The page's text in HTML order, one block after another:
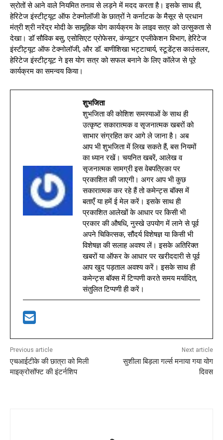
स्रोतों से आने वाले नियमित तनाव से लड़ने में मदद करता है। इसके साथ ही,
हेरिटेज इंस्टीट्यूट ऑफ टेक्नोलॉजी के छात्रों ने कर्नाटक के मैसूर से प्रधान
मंत्री श्री नरेंद्र मोदी के सामूहिक योग कार्यक्रम के लाइव सत्र को उत्सुकता से
देखा। डॉ सौविक बसु, एसोसिएट प्रोफेसर, कंप्यूटर एप्लीकेशन विभाग, हेरिटेज
इंस्टीट्यूट ऑफ टेक्नोलॉजी, और डॉ. बाणीशिखा भट्टाचार्य, स्टूडेंट्स काउंसलर,
हेरिटेज इंस्टीट्यूट ने इस योग सत्र को सफल बनाने के लिए कॉलेज से पूरे
कार्यक्रम का समन्वय किया।
शुभजिता
शुभजिता की कोशिश समस्याओं के साथ ही
उत्कृष्ट सकारात्मक व सृजनात्मक खबरों को
साभार संग्रहित कर आगे ले जाना है। अब
आप भी शुभजिता में लिख सकते हैं, बस नियमों
का ध्यान रखें। चयनित खबरें, आलेख व
सृजनात्मक सामग्री इस वेबपत्रिका पर
प्रकाशित की जाएगी। अगर आप भी कुछ
सकारात्मक कर रहे हैं तो कमेन्ट्स बॉक्स में
बताएँ या हमें ई मेल करें। इसके साथ ही
प्रकाशित आलेखों के आधार पर किसी भी
प्रकार की औषधि, नुस्खे उपयोग में लाने से पूर्व
अपने चिकित्सक, सौंदर्य विशेषज्ञ या किसी भी
विशेषज्ञ की सलाह अवश्य लें। इसके अतिरिक्त
खबरों या ऑफर के आधार पर खरीददारी से पूर्व
आप खुद पड़ताल अवश्य करें। इसके साथ ही
कमेन्ट्स बॉक्स में टिप्पणी करते समय मर्यादित,
संतुलित टिप्पणी ही करें।
Previous article
एचआईटीके की छात्रा को मिली
माइक्रोसॉफ्ट की इंटर्नशिप
Next article
सुशीला बिड़ला गर्ल्स मनाया गया योग
दिवस